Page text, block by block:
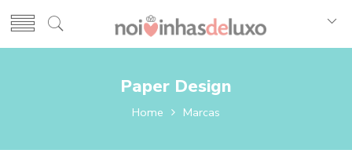
Paper Design
Home Marcas